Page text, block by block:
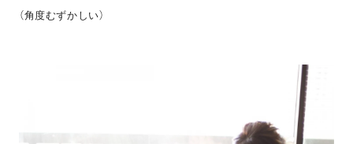
（角度むずかしい）